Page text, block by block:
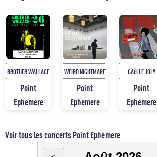
BROTHER WALLACE
Point
Ephemere
WEIRD NIGHTMARE
Point
Ephemere
GAËLLE JOLY
Point
Ephemere
Voir tous les concerts Point Ephemere